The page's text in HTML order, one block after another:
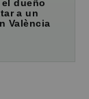
dueño
a un
València